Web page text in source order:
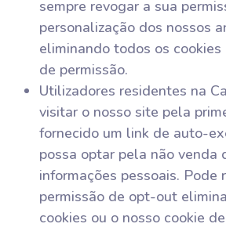
sempre revogar a sua
personalização dos nossos
eliminando todos os cookies
de permissão.
Utilizadores residentes na
visitar o nosso site pela
fornecido um link de auto-
possa optar pela não venda
informações pessoais. Pode
permissão de opt-out
cookies ou o nosso cookie